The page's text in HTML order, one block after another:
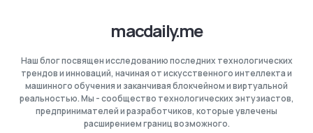
macdaily.me
Наш блог посвящен исследованию последних технологических
трендов и инноваций, начиная от искусственного интеллекта и
машинного обучения и заканчивая блокчейном и виртуальной
реальностью. Мы - сообщество технологических энтузиастов,
предпринимателей и разработчиков, которые увлечены
расширением границ возможного.